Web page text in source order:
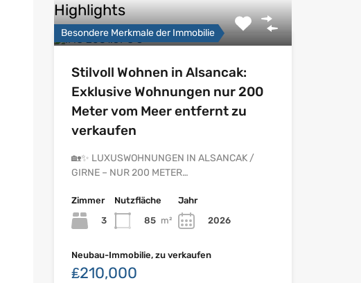
Highlights
Besondere Merkmale der Immobilie
Stilvoll Wohnen in Alsancak:
Exklusive Wohnungen nur 200
Meter vom Meer entfernt zu
verkaufen
🏡✨ LUXUSWOHNUNGEN IN ALSANCAK /
GIRNE – NUR 200 METER…
Zimmer
3
Nutzfläche
85 m²
Jahr
2026
Neubau-Immobilie, zu verkaufen
₤210,000